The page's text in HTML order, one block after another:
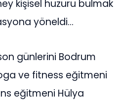
kişisel huzuru bulmak
yöneldi…
günlerini Bodrum
ve fitness eğitmeni
eğitmeni Hülya